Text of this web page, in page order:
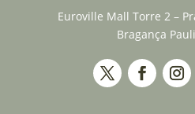
Euroville Mall Torre 2 –
Bragança